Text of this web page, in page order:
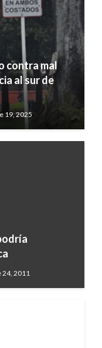
contra mal
al sur de
19, 2025
24, 2011